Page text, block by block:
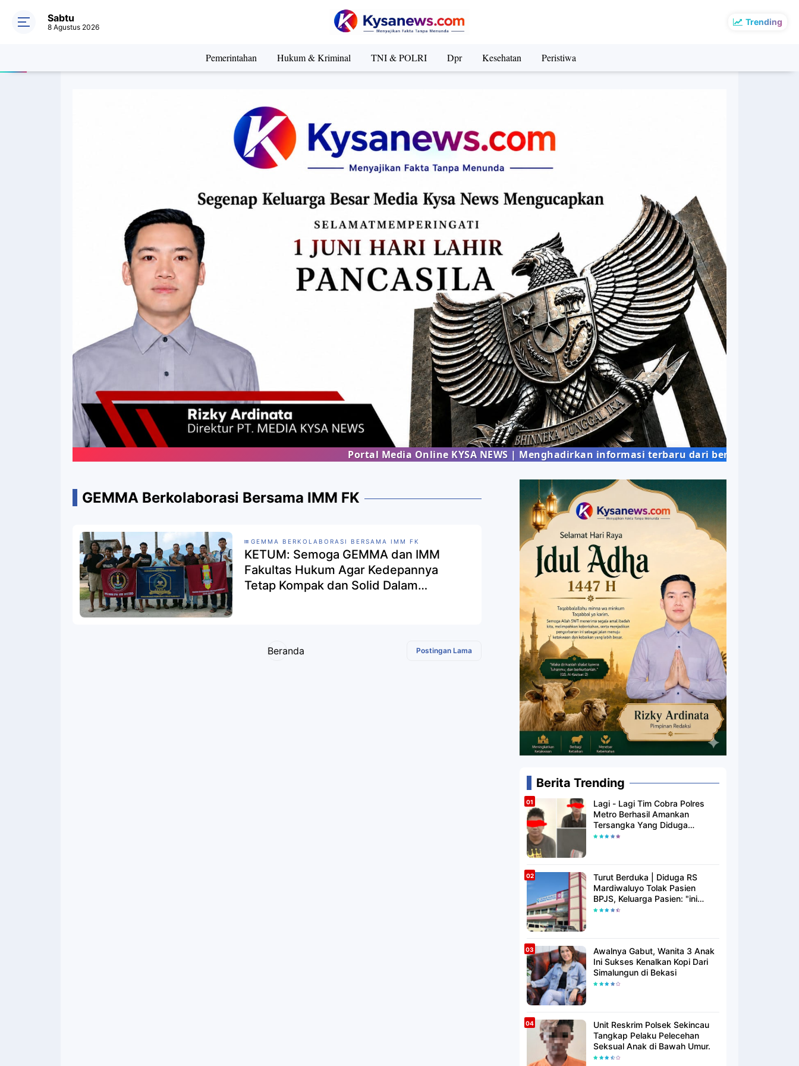
Trending
Sabtu
8 Agustus 2026
Pemerintahan Hukum & Kriminal TNI & POLRI Dpr Kesehatan Peristiwa
Portal Media Online KYSA NEWS | Menghadirkan informasi terbaru dari berbagai bidang
GEMMA Berkolaborasi Bersama IMM FK
GEMMA BERKOLABORASI BERSAMA IMM FK
KETUM: Semoga GEMMA dan IMM
Fakultas Hukum Agar Kedepannya
Tetap Kompak dan Solid Dalam
Postingan Lama
Beranda
Berita Trending
Lagi - Lagi Tim Cobra Polres
Metro Berhasil Amankan
Tersangka Yang Diduga
Pengguna Narkotika
Turut Berduka | Diduga RS
Mardiwaluyo Tolak Pasien
BPJS, Keluarga Pasien: "ini
Yang Katanya Bukan Keadaan
Awalnya Gabut, Wanita 3 Anak
Ini Sukses Kenalkan Kopi Dari
Simalungun di Bekasi
Unit Reskrim Polsek Sekincau
Tangkap Pelaku Pelecehan
Seksual Anak di Bawah Umur.